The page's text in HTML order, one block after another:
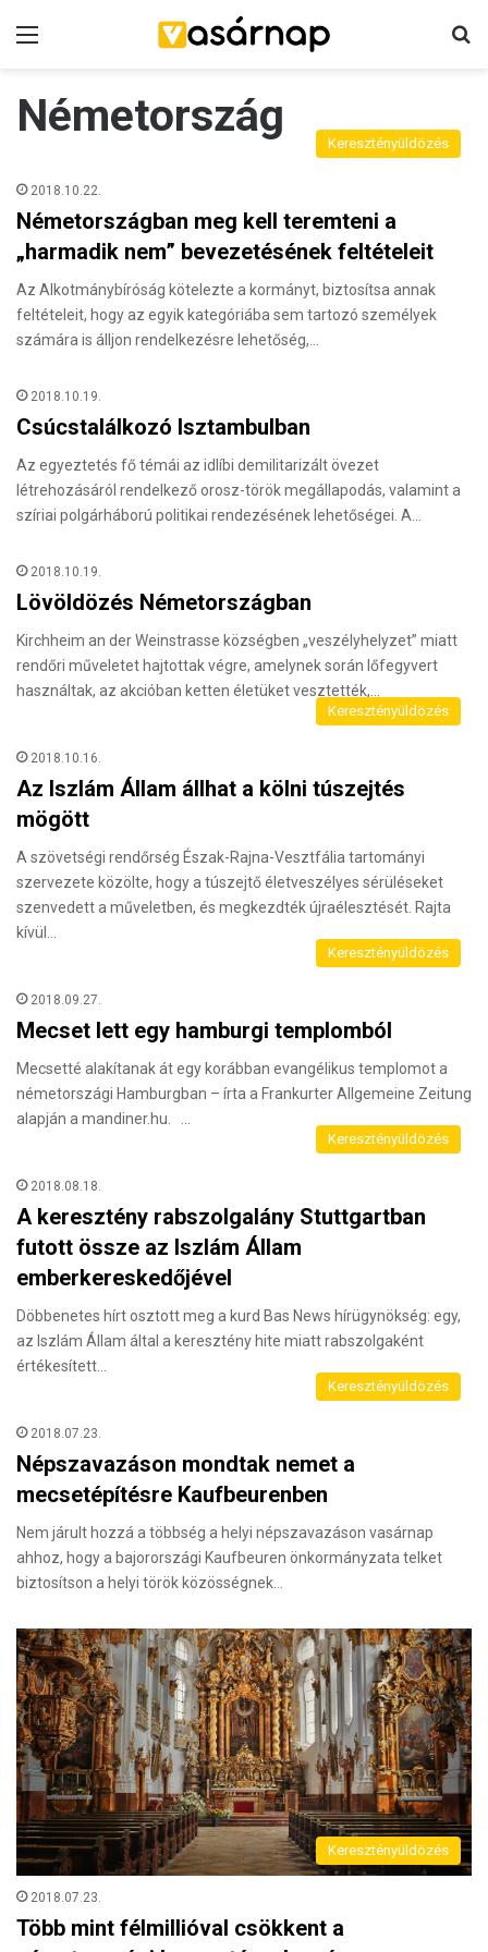
Németország
Keresztényüldözés
2018.10.22.
Németországban meg kell teremteni a
„harmadik nem” bevezetésének feltételeit
Az Alkotmánybíróság kötelezte a kormányt, biztosítsa annak
feltételeit, hogy az egyik kategóriába sem tartozó személyek
számára is álljon rendelkezésre lehetőség,…
2018.10.19.
Csúcstalálkozó Isztambulban
Az egyeztetés fő témái az idlíbi demilitarizált övezet
létrehozásáról rendelkező orosz-török megállapodás, valamint a
szíriai polgárháború politikai rendezésének lehetőségei. A…
2018.10.19.
Lövöldözés Németországban
Kirchheim an der Weinstrasse községben „veszélyhelyzet” miatt
rendőri műveletet hajtottak végre, amelynek során lőfegyvert
használtak, az akcióban ketten életüket vesztették,…
Keresztényüldözés
2018.10.16.
Az Iszlám Állam állhat a kölni túszejtés
mögött
A szövetségi rendőrség Észak-Rajna-Vesztfália tartományi
szervezete közölte, hogy a túszejtő életveszélyes sérüléseket
szenvedett a műveletben, és megkezdték újraélesztését. Rajta
kívül…
Keresztényüldözés
2018.09.27.
Mecset lett egy hamburgi templomból
Mecsetté alakítanak át egy korábban evangélikus templomot a
németországi Hamburgban – írta a Frankurter Allgemeine Zeitung
alapján a mandiner.hu. …
Keresztényüldözés
2018.08.18.
A keresztény rabszolgalány Stuttgartban
futott össze az Iszlám Állam
emberkereskedőjével
Döbbenetes hírt osztott meg a kurd Bas News hírügynökség: egy,
az Iszlám Állam által a keresztény hite miatt rabszolgaként
értékesített…
Keresztényüldözés
2018.07.23.
Népszavazáson mondtak nemet a
mecsetépítésre Kaufbeurenben
Nem járult hozzá a többség a helyi népszavazáson vasárnap
ahhoz, hogy a bajorországi Kaufbeuren önkormányzata telket
biztosítson a helyi török közösségnek…
Keresztényüldözés
2018.07.23.
Több mint félmillióval csökkent a